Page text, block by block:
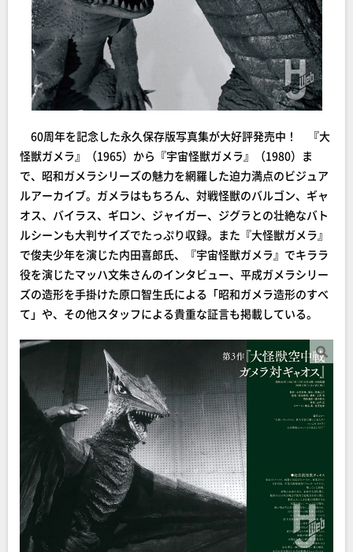
60周年を記念した永久保存版写真集が大好評発売中！ 『大
怪獣ガメラ』（1965）から『宇宙怪獣ガメラ』（1980）ま
で、昭和ガメラシリーズの魅力を網羅した迫力満点のビジュア
ルアーカイブ。ガメラはもちろん、対戦怪獣のバルゴン、ギャ
オス、バイラス、ギロン、ジャイガー、ジグラとの壮絶なバト
ルシーンも大判サイズでたっぷり収録。また『大怪獣ガメラ』
で俊夫少年を演じた内田喜郎氏、『宇宙怪獣ガメラ』でキララ
役を演じたマッハ文朱さんのインタビュー、平成ガメラシリー
ズの造形を手掛けた原口智生氏による「昭和ガメラ造形のすべ
て」や、その他スタッフによる貴重な証言も掲載している。